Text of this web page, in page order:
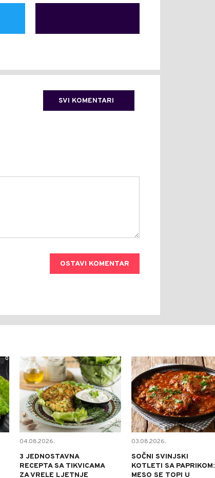
SVI KOMENTARI
OSTAVI KOMENTAR
0 0
04.08.2026.
3 JEDNOSTAVNA
RECEPTA SA TIKVICAMA
ZA VRELE LJETNJE
03.08.2026.
SOČNI SVINJSKI
KOTLETI SA PAPRIKOM:
MESO SE TOPI U